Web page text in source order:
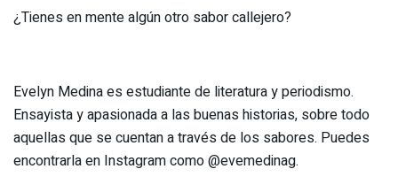
¿Tienes en mente algún otro sabor callejero?
Evelyn Medina es estudiante de literatura y periodismo.
Ensayista y apasionada a las buenas historias, sobre todo
aquellas que se cuentan a través de los sabores. Puedes
encontrarla en Instagram como @evemedinag.